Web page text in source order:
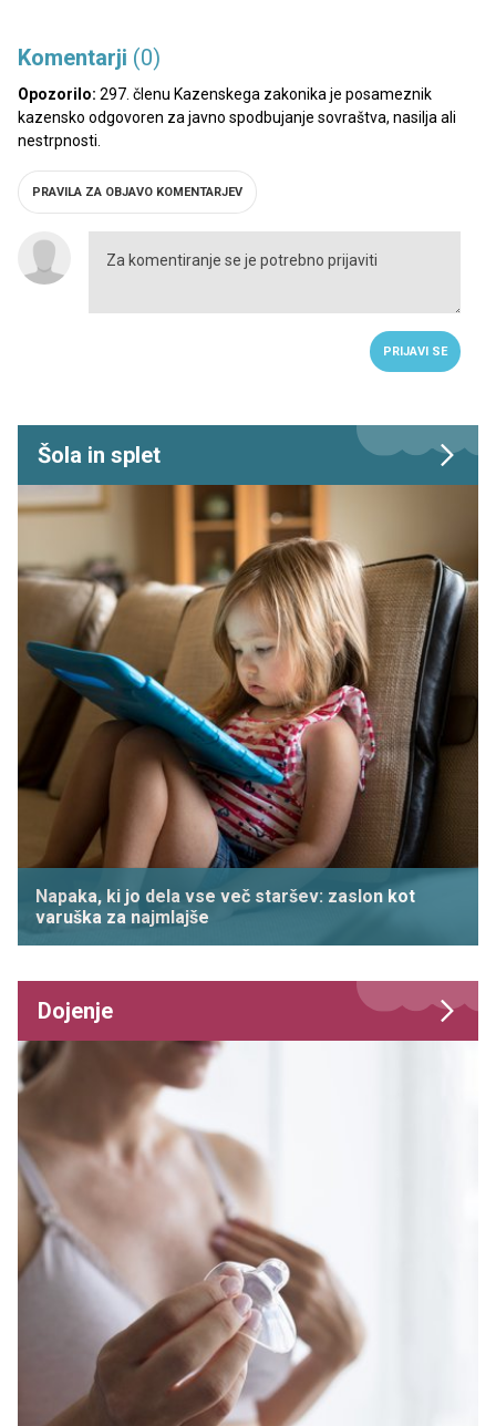
Komentarji (0)
Opozorilo: 297. členu Kazenskega zakonika je posameznik
kazensko odgovoren za javno spodbujanje sovraštva, nasilja ali
nestrpnosti.
PRAVILA ZA OBJAVO KOMENTARJEV
PRIJAVI SE
Šola in splet
Napaka, ki jo dela vse več staršev: zaslon kot
varuška za najmlajše
Dojenje